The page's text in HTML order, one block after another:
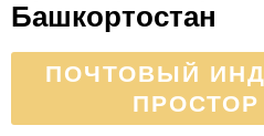
Башкортостан
ПОЧТОВЫЙ
ПРОСТОР